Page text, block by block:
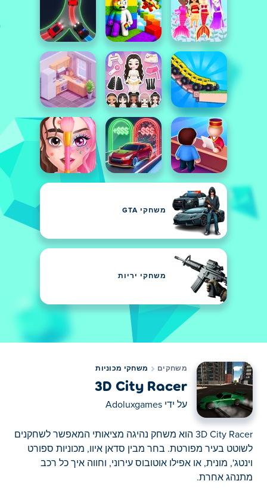
משחקי GTA
משחקי יריות
משחקים משחקי מכוניות
3D City Racer
על ידי Adoluxgames
3D City Racer הוא משחק נהיגה מציאותי המאפשר לשחקנים
לשוטט בעיר מפורטת. בחר מבין סדאן איוו, מכוניות ספורט
וינטג', מונית, או אפילו אוטובוס עירוני, וחווה איך כל רכב
מתנהג אחרת.